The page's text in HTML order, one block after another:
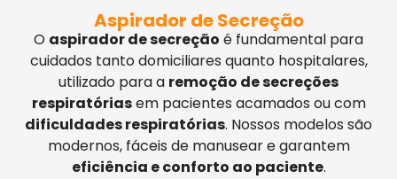
Aspirador de Secreção
O aspirador de secreção é fundamental para
cuidados tanto domiciliares quanto hospitalares,
utilizado para a remoção de secreções
respiratóriasem pacientes acamados ou com
dificuldades respiratórias. Nossos modelos são
modernos, fáceis de manusear e garantem
eficiência e conforto ao paciente.